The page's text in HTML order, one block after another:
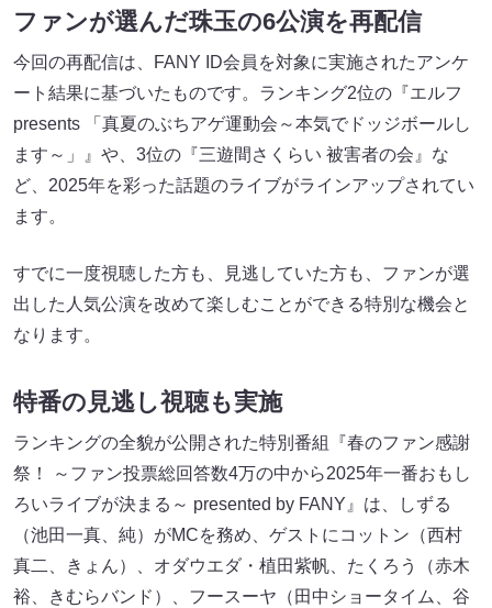
ファンが選んだ珠玉の6公演を再配信
今回の再配信は、FANY ID会員を対象に実施されたアンケ
ート結果に基づいたものです。ランキング2位の『エルフ
presents 「真夏のぶちアゲ運動会～本気でドッジボールし
ます～」』や、3位の『三遊間さくらい 被害者の会』な
ど、2025年を彩った話題のライブがラインアップされてい
ます。
すでに一度視聴した方も、見逃していた方も、ファンが選
出した人気公演を改めて楽しむことができる特別な機会と
なります。
特番の見逃し視聴も実施
ランキングの全貌が公開された特別番組『春のファン感謝
祭！ ～ファン投票総回答数4万の中から2025年一番おもし
ろいライブが決まる～ presented by FANY』は、しずる
（池田一真、純）がMCを務め、ゲストにコットン（西村
真二、きょん）、オダウエダ・植田紫帆、たくろう（赤木
裕、きむらバンド）、フースーヤ（田中ショータイム、谷